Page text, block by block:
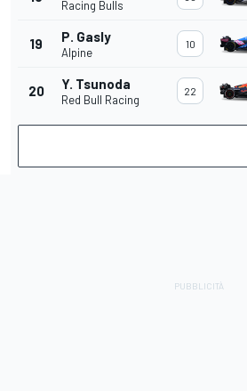
Racing Bulls
19 P. Gasly
Alpine
10
20 Y. Tsunoda
Red Bull Racing
22